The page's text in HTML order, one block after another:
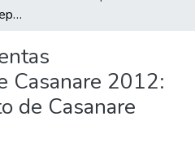
Rendición de Cuentas Departamento de Casanare 2012: RC Departamento de Casanare 2012
Casanare 2012:
de Casanare